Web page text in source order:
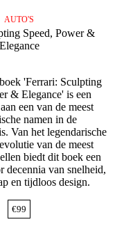
AUTO'S
Speed, Power &
Elegance
'Ferrari: Sculpting
& Elegance' is een
een van de meest
namen in de
Van het legendarische
van de meest
biedt dit boek een
decennia van snelheid,
en tijdloos design.
€99